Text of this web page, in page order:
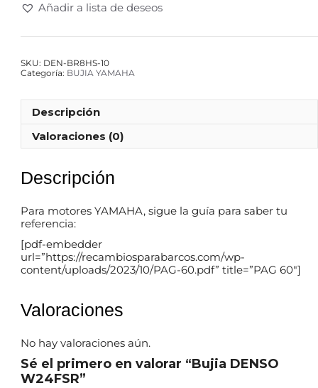
Añadir a lista de deseos
SKU: DEN-BR8HS-10
Categoría: BUJIA YAMAHA
Descripción
Valoraciones (0)
Descripción
Para motores YAMAHA, sigue la guía para saber tu
referencia:
[pdf-embedder
url=”https://recambiosparabarcos.com/wp-
content/uploads/2023/10/PAG-60.pdf” title=”PAG 60″]
Valoraciones
No hay valoraciones aún.
Sé el primero en valorar “Bujia DENSO
W24FSR”